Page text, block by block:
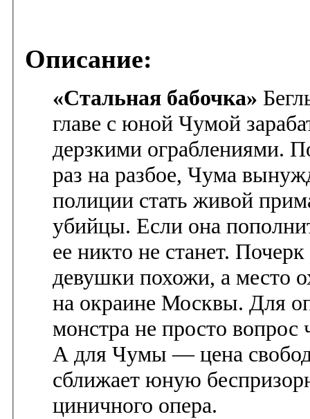
Описание:
«Стальная бабочка»
главе с юной Чумой
дерзкими ограблениями.
раз на разбое, Чума
полиции стать живой
убийцы. Если она
ее никто не станет. Почерк
девушки похожи, а место
на окраине Москвы. Для
монстра не просто вопрос
А для Чумы — цена
сближает юную
циничного опера.